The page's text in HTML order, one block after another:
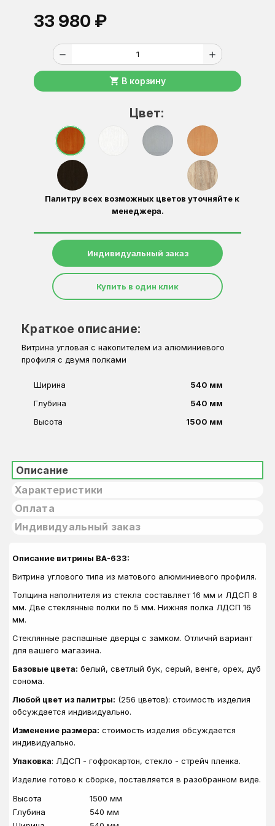
33 980 ₽
remove add
shopping_cart В корзину
Цвет:
Палитру всех возможных цветов уточняйте к
менеджера.
Индивидуальный заказ
Купить в один клик
Краткое описание:
Витрина угловая с накопителем из алюминиевого
профиля с двумя полками
Ширина
540 мм
Глубина
540 мм
Высота
1500 мм
Описание
Характеристики
Оплата
Индивидуальный заказ
Описание витрины ВА-633:
Витрина углового типа из матового алюминиевого профиля.
Толщина наполнителя из стекла составляет 16 мм и ЛДСП 8
мм. Две стеклянные полки по 5 мм. Нижняя полка ЛДСП 16
мм.
Стеклянные распашные дверцы с замком. Отличнй вариант
для вашего магазина.
Базовые цвета: белый, светлый бук, серый, венге, орех, дуб
сонома.
Любой цвет из палитры: (256 цветов): стоимость изделия
обсуждается индивидуально.
Изменение размера: стоимость изделия обсуждается
индивидуально.
Упаковка: ЛДСП - гофрокартон, стекло - стрейч пленка.
Изделие готово к сборке, поставляется в разобранном виде.
Высота
1500 мм
Глубина
540 мм